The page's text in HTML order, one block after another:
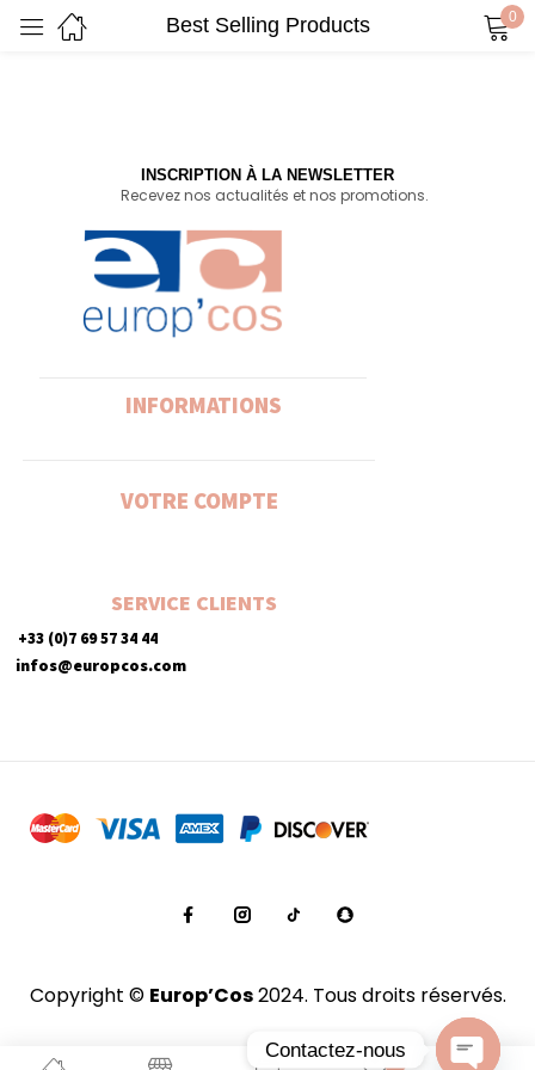
Best Selling Products 0
0
INSCRIPTION À LA NEWSLETTER
Recevez nos actualités et nos promotions.
INFORMATIONS
VOTRE COMPTE
SERVICE CLIENTS
+33 (0)7 69 57 34 44
infos@europcos.com
Copyright © Europ’Cos2024. Tous droits réservés.
Remember me Lost password?
Log in
Contactez-nous